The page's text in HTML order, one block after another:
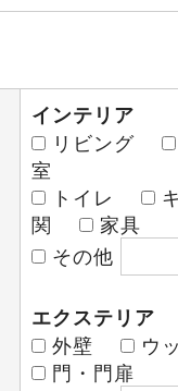
インテリア
リビング
室
トイレ
関
家具
その他
エクステリア
外壁
ウ
門・門扉